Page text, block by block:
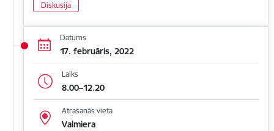
Diskusija
Datums
17. februāris, 2022
Laiks
8.00–12.20
Atrašanās vieta
Valmiera